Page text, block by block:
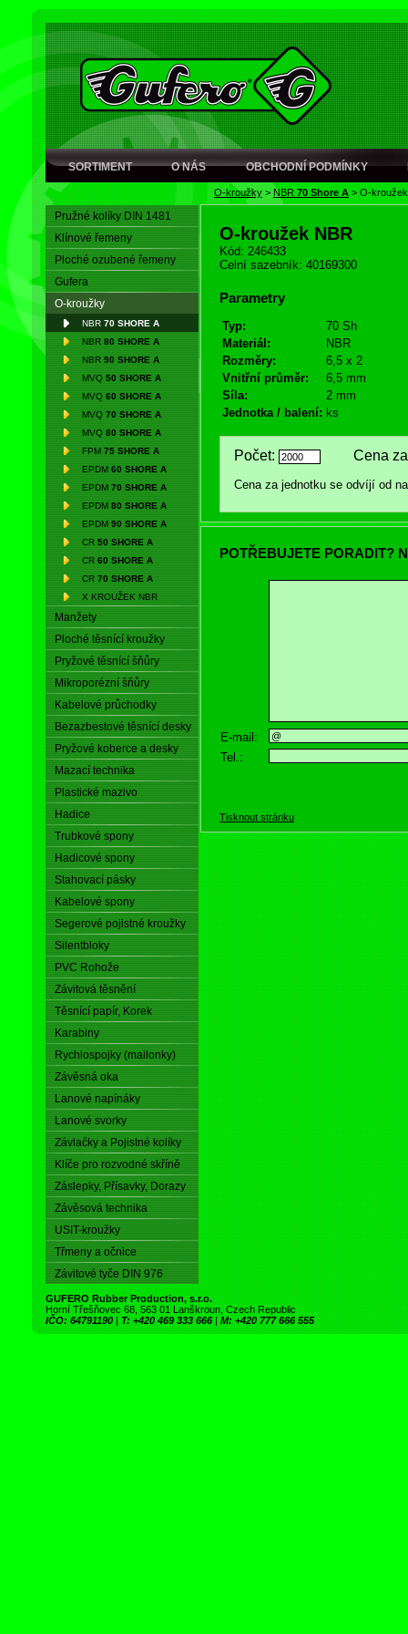
SORTIMENT O NÁS OBCHODNÍ PODMÍNKY
O-kroužky > NBR 70 Shore A > O-
Pružné kolíky DIN 1481
Klínové řemeny
Ploché ozubené řemeny
Gufera
O-kroužky
NBR 70 SHORE A
NBR 80 SHORE A
NBR 90 SHORE A
MVQ 50 SHORE A
MVQ 60 SHORE A
MVQ 70 SHORE A
MVQ 80 SHORE A
FPM 75 SHORE A
EPDM 60 SHORE A
EPDM 70 SHORE A
EPDM 80 SHORE A
EPDM 90 SHORE A
CR 50 SHORE A
CR 60 SHORE A
CR 70 SHORE A
X KROUŽEK NBR
Manžety
Ploché těsnící kroužky
Pryžové těsnící šňůry
Mikroporézní šňůry
Kabelové průchodky
Bezazbestové těsnící desky
Pryžové koberce a desky
Mazací technika
Plastické mazivo
Hadice
Trubkové spony
Hadicové spony
Stahovací pásky
Kabelové spony
Segerové pojistné kroužky
Silentbloky
PVC Rohože
Závitová těsnění
Těsnící papír, Korek
Karabiny
Rychlospojky (mailonky)
Závěsná oka
Lanové napínáky
Lanové svorky
Závlačky a Pojistné kolíky
Klíče pro rozvodné skříně
Záslepky, Přísavky, Dorazy
Závěsová technika
USIT-kroužky
Třmeny a očnice
Závitové tyče DIN 976
O-kroužek NBR
Kód: 246433
Celní sazebník: 40169300
Parametry
Typ:
70 Sh
Materiál:
NBR
Rozměry:
6,5 x 2
Vnitřní průměr:
6,5 mm
Síla:
2 mm
Jednotka / balení: ks
Počet: Cena za
Cena za jednotku se odvíjí od
POTŘEBUJETE PORADIT?
E-mail:
Tel.:
Tisknout stránku
GUFERO Rubber Production, s.r.o.
Horní Třešňovec 68, 563 01 Lanškroun, Czech Republic
IČO: 64791190 | T: +420 469 333 666 | M: +420 777 666 555